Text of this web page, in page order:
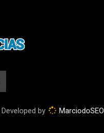
by MarciodoSEO